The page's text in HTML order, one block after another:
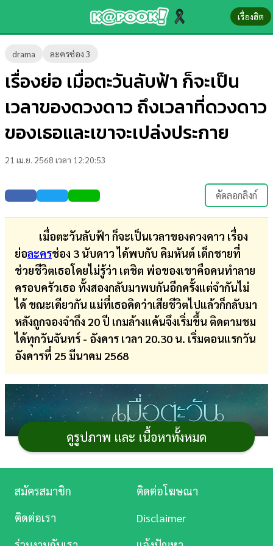
เรื่องฮิต
drama ละครช่อง 3
เรื่องย่อ เมื่อตะวันลับฟ้า ก็จะเป็น
เวลาของดวงดาว ถึงเวลาที่ดวงดาว
ของเธอและเขาจะเปล่งประกาย
21 เม.ย. 2568 เวลา 12:20:53
คัดลอกลิงก์
เมื่อตะวันลับฟ้า ก็จะเป็นเวลาของดวงดาว เรื่อง
ย่อละครช่อง 3 นับดาว ได้พบกับ คิมหันต์ เด็กชายที่
ช่วยชีวิตเธอโดยไม่รู้ว่า เตชิต พ่อของเขาคือคนทำลาย
ครอบครัวเธอ ทั้งสองกลับมาพบกันอีกครั้งแต่จำกันไม่
ได้ ขณะเดียวกัน แม่ที่เธอคิดว่าเสียชีวิตไปแล้วก็กลับมา
หลังถูกจองจำถึง 20 ปี เกมล้างแค้นจึงเริ่มขึ้น ติดตามชม
ได้ทุกวันจันทร์ - อังคาร เวลา 20.30 น. เริ่มตอนแรกวัน
อังคารที่ 25 มีนาคม 2568
ดูรูปภาพ และ เนื้อหาทั้งหมด
ข่าว-
ความ
รู้
บันเทิง
ตรวจ
หวย
บอล
สด
การ
เงิน
การ
ศึกษา
บันเทิง
ดู
หนัง
สมัครสมาชิก
ติดต่อโฆษณา
ติดต่อเรา
Disclaimer